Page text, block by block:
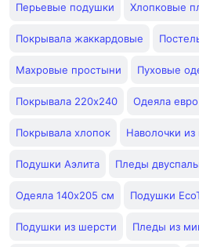
Перьевые подушки Хлопковые
Покрывала жаккардовые
Махровые простыни Пуховые
Покрывала 220х240 Одеяла евро
Покрывала хлопок Наволочки из
Подушки Аэлита Пледы
Одеяла 140x205 см Подушки
Подушки из шерсти Пледы из